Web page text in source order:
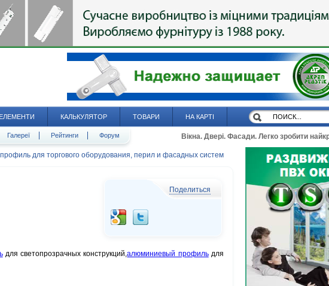
КАЛЬКУЛЯТОР ТОВАРИ НА КАРТІ
Галереї Рейтинги Форум Вікна. Двері. Фасади. Легко зробити
для торгового оборудования, перил и фасадных систем
Поделиться
для светопрозрачных конструкций,алюминиевый профильдля